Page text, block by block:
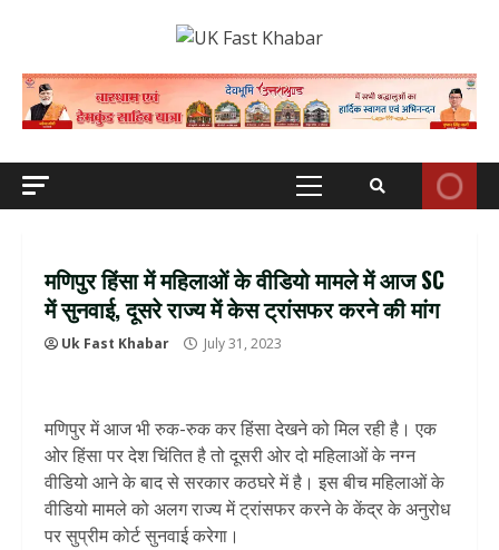
Primary
मणिपुर हिंसा में महिलाओं के वीडियो मामले में आज SC
में सुनवाई, दूसरे राज्य में केस ट्रांसफर करने की मांग
Uk Fast Khabar July 31, 2023
मणिपुर में आज भी रुक-रुक कर हिंसा देखने को मिल रही है। एक
ओर हिंसा पर देश चिंतित है तो दूसरी ओर दो महिलाओं के नग्न
वीडियो आने के बाद से सरकार कठघरे में है। इस बीच महिलाओं के
वीडियो मामले को अलग राज्य में ट्रांसफर करने के केंद्र के अनुरोध
पर सुप्रीम कोर्ट सुनवाई करेगा।